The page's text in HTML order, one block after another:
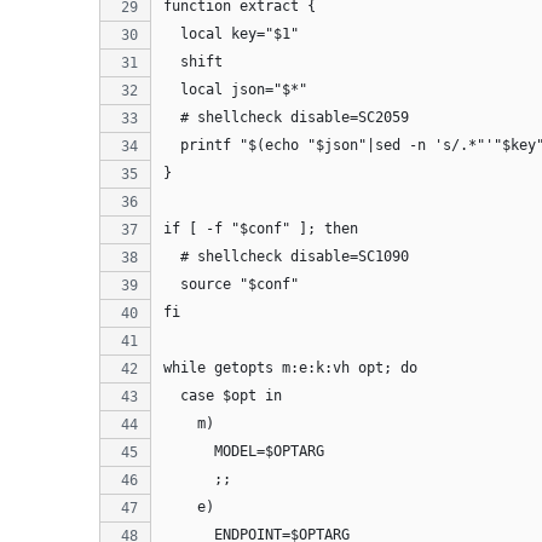
function extract {
  local key="$1"
  shift
  local json="$*"
  # shellcheck disable=SC2059
printf "$(echo "$json"|sed -n 's/
}
if [ -f "$conf" ]; then
  # shellcheck disable=SC1090
  source "$conf"
fi
while getopts m:e:k:vh opt; do
  case $opt in
    m)
      MODEL=$OPTARG
      ;;
    e)
      ENDPOINT=$OPTARG